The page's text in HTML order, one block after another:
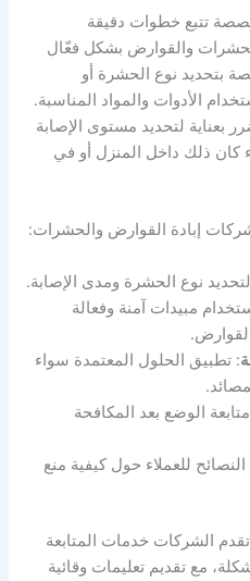
تتبع خطوات دقيقة
والقوارض بشكل فعّال
بتحديد نوع الحشرة أو
الأدوات والمواد المناسبة.
بعناية لتحديد مستوى الإصابة
كان ذلك داخل المنزل أو في
إبادة القوارض والحشرات:
نوع الحشرة ومدى الإصابة.
مبيدات آمنة وفعالة
: تطبيق الحلول المعتمدة سواء
الوضع بعد المكافحة
للعملاء حول كيفية منع
تقدم الشركات خدمات المتابعة
مع تقديم تعليمات وقائية